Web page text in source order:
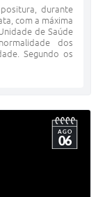
durante
com a máxima
de Saúde
dos
Segundo os
AGO
06